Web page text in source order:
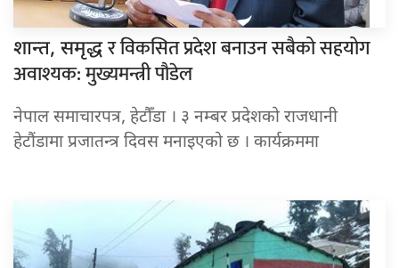
शान्त, समृद्धर विकसित प्रदेश बनाउन सबैको सहयोग
अवाश्यक: मुख्यमन्त्री पौडेल
नेपाल समाचारपत्र, हेटौँडा । ३ नम्बर प्रदेशको राजधानी
हेटौंडामा प्रजातन्त्र दिवस मनाइएको छ । कार्यक्रममा